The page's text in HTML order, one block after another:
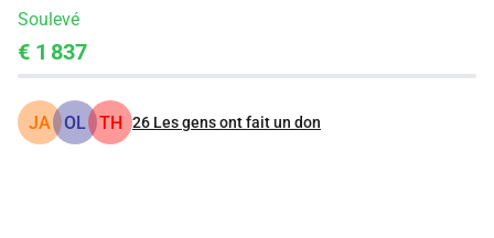
Soulevé
€ 1 837
JA OL TH 26 Les gens ont fait un don